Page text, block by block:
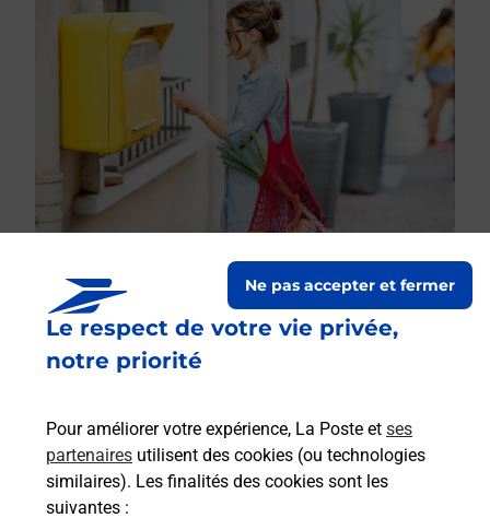
Le respect de votre vie privée,
notre priorité
Pour améliorer votre expérience, La Poste et ses
partenaires utilisent des cookies (ou technologies
similaires). Les finalités des cookies sont les
suivantes :
Ne pas accepter et fermer
Boîte aux lettres La Poste
34 Rue Des Tilleuls
67440 Thal Marmoutier
Le lien s'ouvre dans un nouvel onglet